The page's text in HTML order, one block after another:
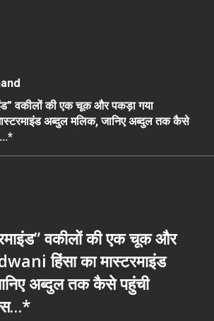
वकीलों की एक चूक और पकड़ा गया
अब्दुल मलिक, जानिए अब्दुल तक कैसे
वकीलों की एक चूक और
हिंसा का मास्टरमाइंड
अब्दुल तक कैसे पहुंची